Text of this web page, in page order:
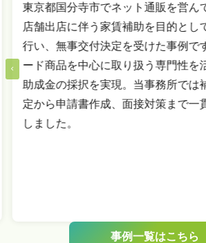
東京都国分寺市でネット通販を営ん
店舗出店に伴う家賃補助を目的とし
行い、無事交付決定を受けた事例で
ード商品を中心に取り扱う専門性を
助成金の採択を実現。当事務所では
定から申請書作成、面接対策まで一
しました。
事例一覧はこちら